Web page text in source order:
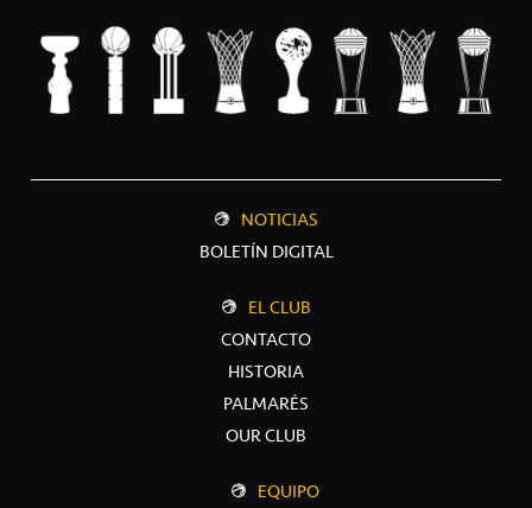
NOTICIAS
BOLETÍN DIGITAL
EL CLUB
CONTACTO
HISTORIA
PALMARÉS
OUR CLUB
EQUIPO